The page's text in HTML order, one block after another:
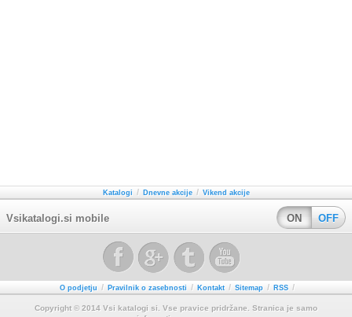
Katalogi / Dnevne akcije / Vikend akcije
Vsikatalogi.si mobile ON OFF
O podjetju / Pravilnik o zasebnosti / Kontakt / Sitemap / RSS /
Copyright © 2014 Vsi katalogi si. Vse pravice pridržane. Stranica je samo